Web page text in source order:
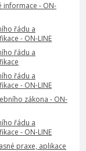
informace - ON-
řádu a
- ON-LINE
řádu a
řádu a
- ON-LINE
zákona - ON-
řádu a
- ON-LINE
praxe, aplikace